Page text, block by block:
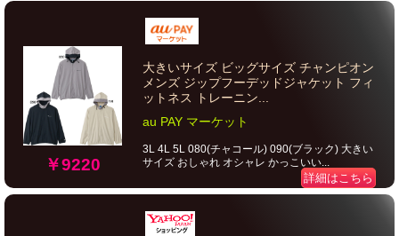
￥9220
大きいサイズ ビッグサイズ チャンピオン
メンズ ジップフーデッドジャケット フィ
ットネス トレーニン...
au PAY マーケット
3L 4L 5L 080(チャコール) 090(ブラック) 大きい
サイズ おしゃれ オシャレ かっこいい...
詳細はこちら